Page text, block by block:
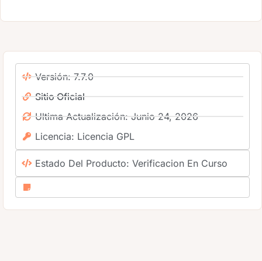
Versión: 7.7.0
Sitio Oficial
Ultima Actualización: Junio 24, 2026
Licencia: Licencia GPL
Estado Del Producto: Verificacion En Curso